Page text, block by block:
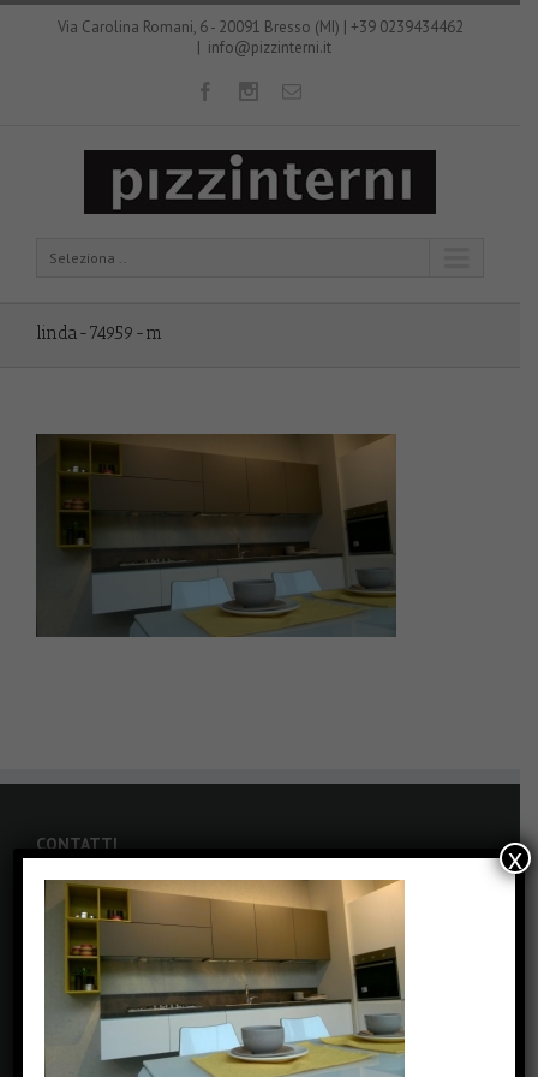
Via Carolina Romani, 6 - 20091 Bresso (MI) | +39 0239434462
| info@pizzinterni.it
Seleziona ..
linda-74959-m
CONTATTI
Via Carolina Romani, 6 - Bresso (MI)
Phone: +39 0239434462
Fax: +39 0239434462
Email: info@pizzinterni.it
Web:www.pizzinterni.it
x